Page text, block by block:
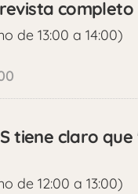
completo
de 13:00 a 14:00)
tiene claro
de 12:00 a 13:00)